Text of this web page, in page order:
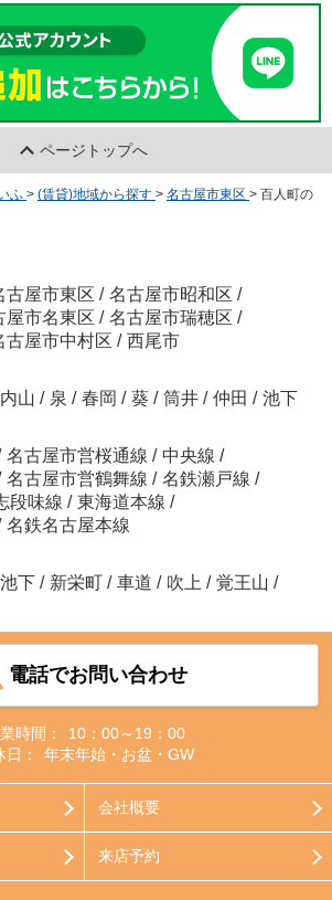
ページトップへ
ふ > (賃貸)地域から探す > 名古屋市東区 > 百人町の
古屋市東区 / 名古屋市昭和区 /
屋市名東区 / 名古屋市瑞穂区 /
古屋市中村区 / 西尾市
内山 / 泉 / 春岡 / 葵 / 筒井 / 仲田 / 池下
名古屋市営桜通線 / 中央線 /
名古屋市営鶴舞線 / 名鉄瀬戸線 /
段味線 / 東海道本線 /
名鉄名古屋本線
池下 / 新栄町 / 車道 / 吹上 / 覚王山 /
電話でお問い合わせ
時間：
10：00～19：00
日：
年末年始・お盆・GW
会社概要
来店予約